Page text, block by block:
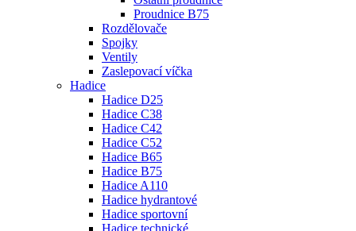
Proudnice B75
Rozdělovače
Spojky
Ventily
Zaslepovací víčka
Hadice
Hadice D25
Hadice C38
Hadice C42
Hadice C52
Hadice B65
Hadice B75
Hadice A110
Hadice hydrantové
Hadice sportovní
Hadice technické